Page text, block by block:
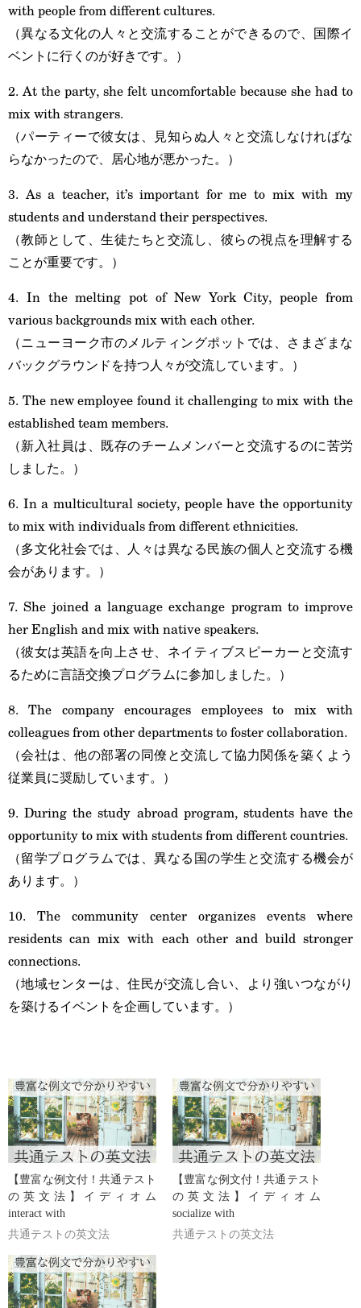
with people from different cultures.
（異なる文化の人々と交流することができるので、国際イ
ベントに行くのが好きです。）
2. At the party, she felt uncomfortable because she had to
mix with strangers.
（パーティーで彼女は、見知らぬ人々と交流しなければな
らなかったので、居心地が悪かった。）
3. As a teacher, it’s important for me to mix with my
students and understand their perspectives.
（教師として、生徒たちと交流し、彼らの視点を理解する
ことが重要です。）
4. In the melting pot of New York City, people from
various backgrounds mix with each other.
（ニューヨーク市のメルティングポットでは、さまざまな
バックグラウンドを持つ人々が交流しています。）
5. The new employee found it challenging to mix with the
established team members.
（新入社員は、既存のチームメンバーと交流するのに苦労
しました。）
6. In a multicultural society, people have the opportunity
to mix with individuals from different ethnicities.
（多文化社会では、人々は異なる民族の個人と交流する機
会があります。）
7. She joined a language exchange program to improve
her English and mix with native speakers.
（彼女は英語を向上させ、ネイティブスピーカーと交流す
るために言語交換プログラムに参加しました。）
8. The company encourages employees to mix with
colleagues from other departments to foster collaboration.
（会社は、他の部署の同僚と交流して協力関係を築くよう
従業員に奨励しています。）
9. During the study abroad program, students have the
opportunity to mix with students from different countries.
（留学プログラムでは、異なる国の学生と交流する機会が
あります。）
10. The community center organizes events where
residents can mix with each other and build stronger
connections.
（地域センターは、住民が交流し合い、より強いつながり
を築けるイベントを企画しています。）
【豊富な例文付！共通テスト
の英文法】イディオム
interact with
共通テストの英文法
【豊富な例文付！共通テスト
の英文法】イディオム
socialize with
共通テストの英文法